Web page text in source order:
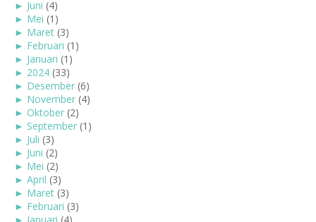
► Juni (4)
► Mei (1)
► Maret (3)
► Februari (1)
► Januari (1)
► 2024 (33)
► Desember (6)
► November (4)
► Oktober (2)
► September (1)
► Juli (3)
► Juni (2)
► Mei (2)
► April (3)
► Maret (3)
► Februari (3)